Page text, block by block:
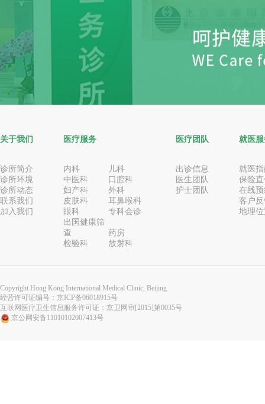
关于我们
诊所简介
诊所环境
诊所动态
联系我们
加入我们
医疗服务
内科
儿科
中医科
口腔科
妇产科
外科
皮肤科
耳鼻喉科
眼科
专科会诊
出国健康筛
查
药房
检验科
放射科
医疗团队
出诊信息
医生团队
护士团队
就医
就医
保险
在线
客户
地理
Copyright Hong Kong International Medical Clinic, Beijing
经营许可证编号： 京ICP备06018915号
互联网医疗卫生信息服务许可证：京卫网审[2015]第0035号
京公网安备11010102007413号